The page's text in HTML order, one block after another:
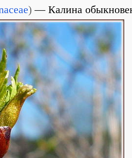
) Калина